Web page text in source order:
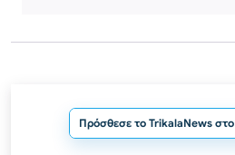
Πρόσθεσε το TrikalaNews στο